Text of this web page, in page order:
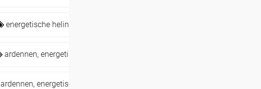
energetische heling,
ardennen, energetische heling,
ardennen, energetische heling,